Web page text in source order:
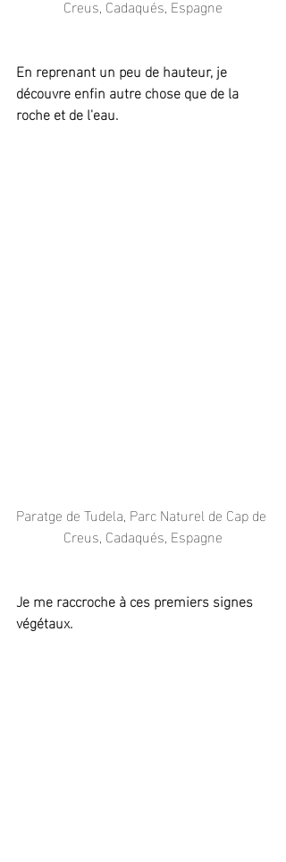
Creus, Cadaqués, Espagne
En reprenant un peu de hauteur, je
découvre enfin autre chose que de la
roche et de l'eau.
Paratge de Tudela, Parc Naturel de Cap de
Creus, Cadaqués, Espagne
Je me raccroche à ces premiers signes
végétaux.